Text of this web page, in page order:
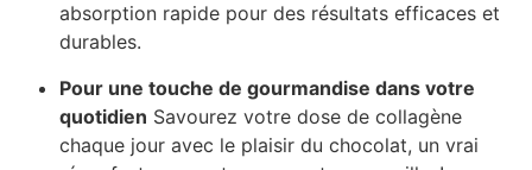
absorption rapide pour des résultats efficaces et
durables.
Pour une touche de gourmandise dans votre
quotidien Savourez votre dose de collagène
chaque jour avec le plaisir du chocolat, un vrai